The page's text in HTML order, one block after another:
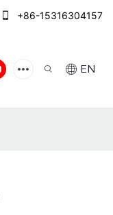
+86-15316304157
EN